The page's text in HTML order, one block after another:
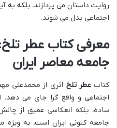
روایت داستان می پردازند، بلکه به
اجتماعی بدل می شوند.
معرفی کتاب عطر
جامعه معاصر ایران
کتاب عطر تلخ اثری از محمدعلی
اجتماعی و واقع گرا جای می
ساده، بلکه انعکاسی عمیق از
جامعه کنونی ایران است، به